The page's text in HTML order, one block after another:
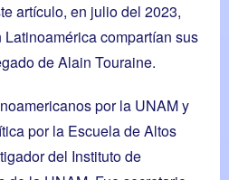
artículo, en julio del 2023,
compartían sus
de Alain Touraine.
por la UNAM y
por la Escuela de Altos
del Instituto de